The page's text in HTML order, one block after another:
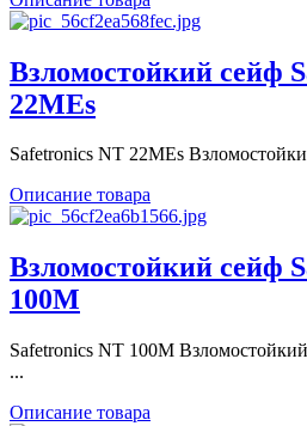
Взломостойкий сейф
22MEs
Safetronics NT 22MEs
Описание товара
Взломостойкий сейф
100M
Safetronics NT 100M
...
Описание товара